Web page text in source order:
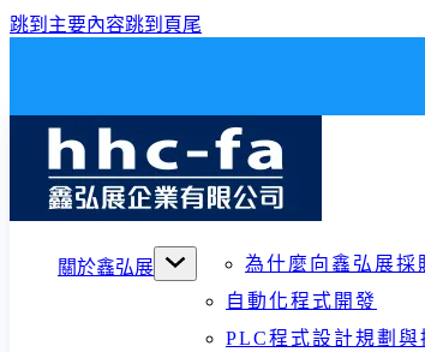
跳到主要內容跳到頁尾
關於鑫弘展 為什麼向鑫弘展採
自動化程式開發
PLC程式設計規劃與